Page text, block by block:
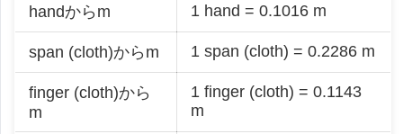
handからm 1 hand = 0.1016 m
span (cloth)からm 1 span (cloth) = 0.2286 m
finger (cloth)から
m
1 finger (cloth) = 0.1143
m